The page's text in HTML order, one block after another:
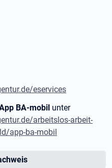
eservices
BA-mobil unter
arbeitslos-arbeit-
app-ba-mobil